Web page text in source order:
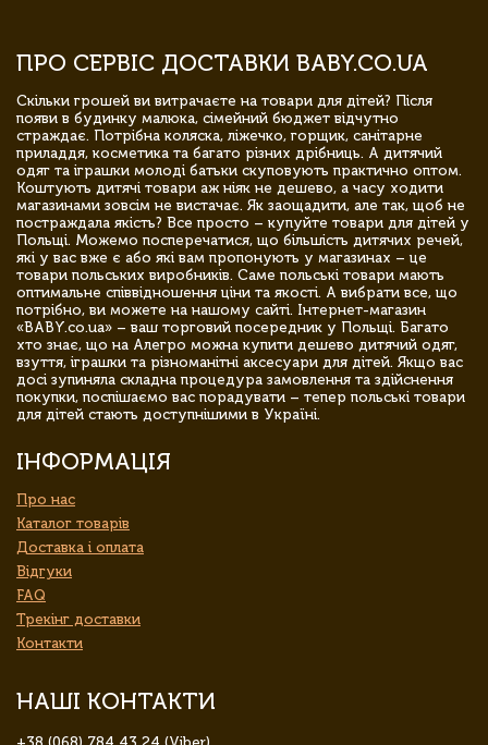
ПРО СЕРВІС ДОСТАВКИ BABY.CO.UA
Скільки грошей ви витрачаєте на товари для дітей? Після
появи в будинку малюка, сімейний бюджет відчутно
страждає. Потрібна коляска, ліжечко, горщик, санітарне
приладдя, косметика та багато різних дрібниць. А дитячий
одяг та іграшки молоді батьки скуповують практично оптом.
Коштують дитячі товари аж ніяк не дешево, а часу ходити
магазинами зовсім не вистачає. Як заощадити, але так, щоб не
постраждала якість? Все просто – купуйте товари для дітей у
Польщі. Можемо посперечатися, що більшість дитячих речей,
які у вас вже є або які вам пропонують у магазинах – це
товари польських виробників. Саме польські товари мають
оптимальне співвідношення ціни та якості. А вибрати все, що
потрібно, ви можете на нашому сайті. Інтернет-магазин
«BABY.co.ua» – ваш торговий посередник у Польщі. Багато
хто знає, що на Алегро можна купити дешево дитячий одяг,
взуття, іграшки та різноманітні аксесуари для дітей. Якщо вас
досі зупиняла складна процедура замовлення та здійснення
покупки, поспішаємо вас порадувати – тепер польські товари
для дітей стають доступнішими в Україні.
ІНФОРМАЦІЯ
Про нас
Каталог товарів
Доставка і оплата
Відгуки
FAQ
Трекінг доставки
Контакти
НАШІ КОНТАКТИ